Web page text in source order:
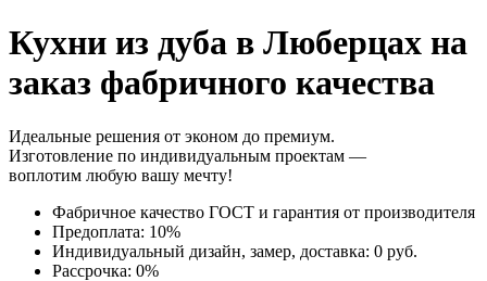
Кухни из дуба в Люберцах на
заказ фабричного качества
Идеальные решения от эконом до премиум.
Изготовление по индивидуальным проектам —
воплотим любую вашу мечту!
Фабричное качество ГОСТ и гарантия от производителя
Предоплата: 10%
Индивидуальный дизайн, замер, доставка: 0 руб.
Рассрочка: 0%